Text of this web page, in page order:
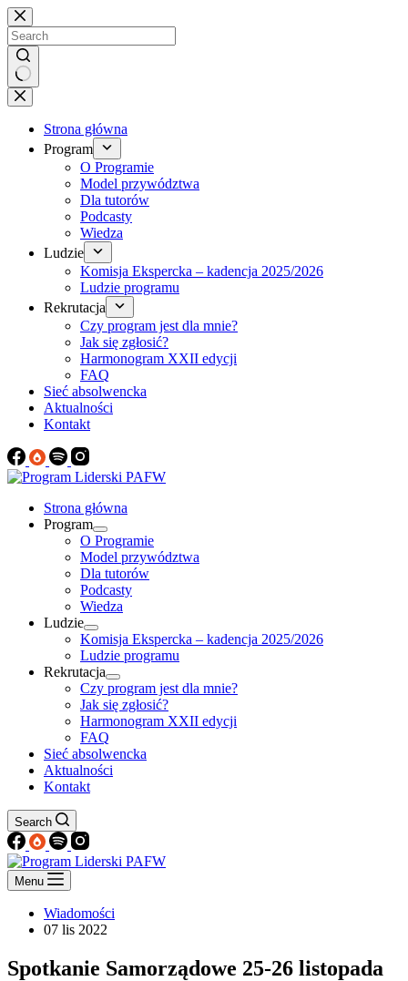
Brak
wyników
Strona główna
Program
O Programie
Model przywództwa
Dla tutorów
Podcasty
Wiedza
Ludzie
Komisja Ekspercka – kadencja 2025/2026
Ludzie programu
Rekrutacja
Czy program jest dla mnie?
Jak się zgłosić?
Harmonogram XXII edycji
FAQ
Sieć absolwencka
Aktualności
Kontakt
Strona główna
Program
O Programie
Model przywództwa
Dla tutorów
Podcasty
Wiedza
Ludzie
Komisja Ekspercka – kadencja 2025/2026
Ludzie programu
Rekrutacja
Czy program jest dla mnie?
Jak się zgłosić?
Harmonogram XXII edycji
FAQ
Sieć absolwencka
Aktualności
Kontakt
Search
Menu
Wiadomości
07 lis 2022
Spotkanie Samorządowe 25-26 listopada